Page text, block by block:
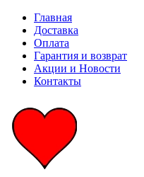
Главная
Доставка
Оплата
Гарантия и возврат
Акции и Новости
Контакты